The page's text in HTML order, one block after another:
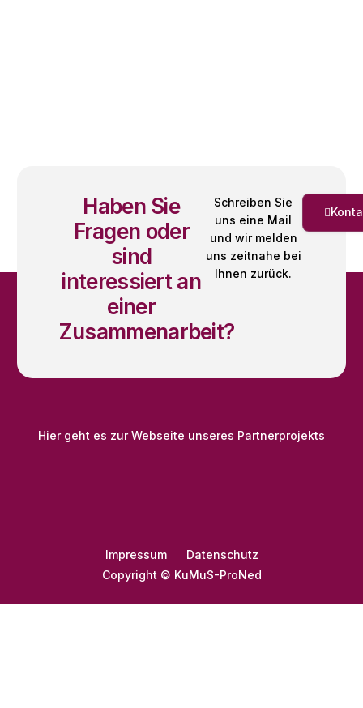
Haben Sie
Fragen oder
sind
interessiert an
einer
Zusammenarbeit?
Schreiben Sie
uns eine Mail
und wir melden
uns zeitnahe bei
Ihnen zurück.
Hier geht es zur Webseite unseres Partnerprojekts
Copyright © KuMuS-ProNed
Impressum Datenschutz